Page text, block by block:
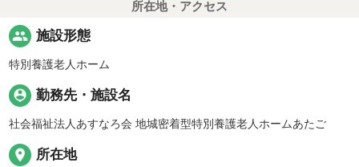
所在地・アクセス
people 施設形態
特別養護老人ホーム
person_pin 勤務先・施設名
社会福祉法人あすなろ会 地城密着型特別養護老人ホームあたご
place 所在地